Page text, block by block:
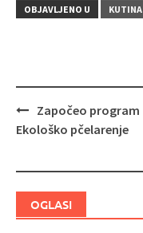
OBJAVLJENO U KUTINA
Navigacija
Započeo program
Ekološko pčelarenje
OGLASI